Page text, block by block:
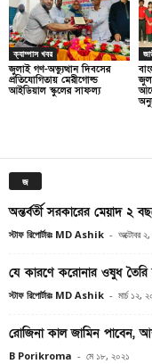
ক্যাম্পাস খবর
জুলাই গণ-অভ্যুত্থান দিবসের
প্রতিযোগিতায় মেরীগোল্ড
আইডিয়াল স্কুলের সাফল্য
জ
অন্তর্বর্তী সরকারের মেয়াদ ২
স্টাফ রিপোর্টারঃ MD Ashik - অক্টোবর
যে কারণে করোনার ওষুধ তৈরি
স্টাফ রিপোর্টারঃ MD Ashik - মার্চ ১২,
রোজিনা কাল জামিন পাবেন, আশা
B Porikroma - মে ১৮, ২০২১